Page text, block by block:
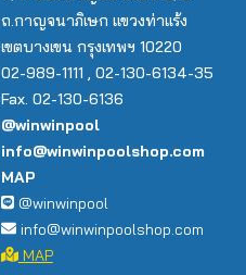
ถ.กาญจนาภิเษก แขวงท่าแร้ง
เขตบางเขน กรุงเทพฯ 10220
02-989-1111 , 02-130-6134-35
Fax. 02-130-6136
@winwinpool
info@winwinpoolshop.com
MAP
@winwinpool
info@winwinpoolshop.com
MAP